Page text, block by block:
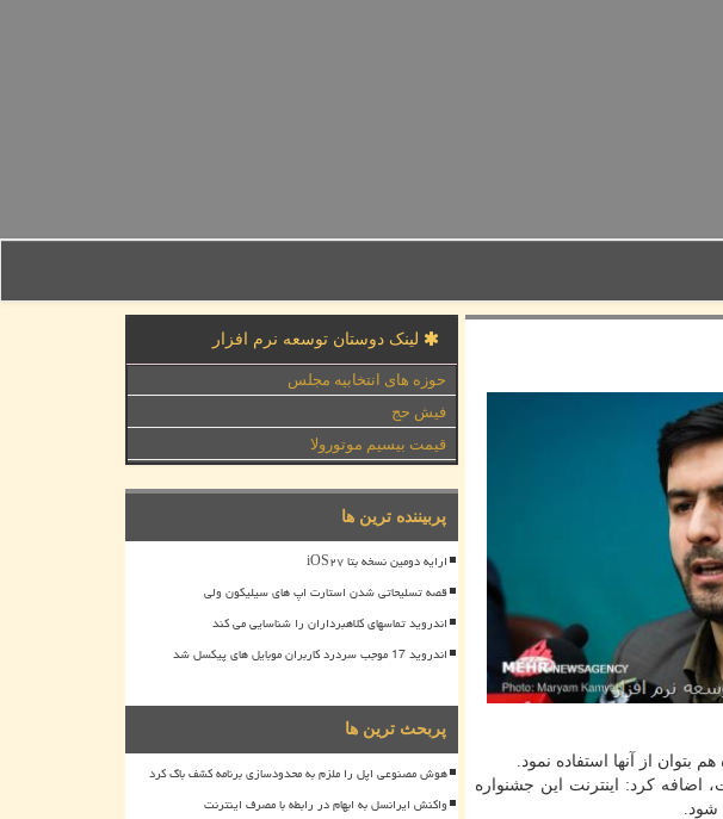
از آنها استفاده نمود.
كرد: اینترنت این جشنواره
لینک دوستان توسعه نرم افزار
حوزه های انتخابیه مجلس
فیش حج
قیمت بیسیم موتورولا
پربیننده ترین ها
ارایه دومین نسخه بتا iOS۲۷
قصه تسلیحاتی شدن استارت اپ های سیلیکون ولی
اندروید تماسهای کلاهبرداران را شناسایی می کند
اندروید 17 موجب سردرد کاربران موبایل های پیکسل شد
پربحث ترین ها
هوش مصنوعی اپل را ملزم به محدودسازی برنامه کشف باگ کرد
واکنش ایرانسل به ابهام در رابطه با مصرف اینترنت